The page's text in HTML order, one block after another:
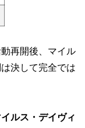
再開後、マイル
決して完全では
イルス・デイヴィ